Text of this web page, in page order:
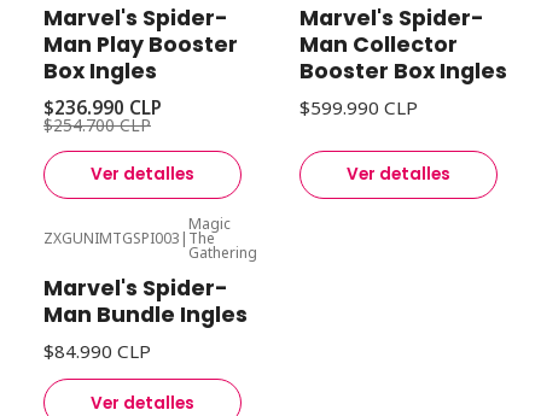
Marvel's Spider-
Man Play Booster
Box Ingles
$236.990 CLP
$254.700 CLP
Ver detalles
Marvel's Spider-
Man Collector
Booster Box Ingles
$599.990 CLP
Ver detalles
Agotado
ZXGUNIMTGSPI003 |
Magic
The
Gathering
Marvel's Spider-
Man Bundle Ingles
$84.990 CLP
Ver detalles